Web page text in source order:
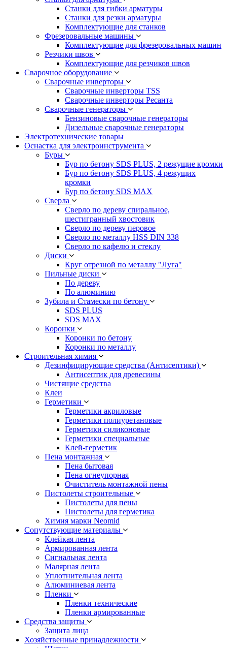
Станки для гибки арматуры
Станки для резки арматуры
Комплектующие для станков
Фрезеровальные машины
Комплектующие для фрезеровальных машин
Резчики швов
Комплектующие для резчиков швов
Сварочное оборудование
Сварочные инверторы
Сварочные инверторы TSS
Сварочные инверторы Ресанта
Сварочные генераторы
Бензиновые сварочные генераторы
Дизельные сварочные генераторы
Электротехнические товары
Оснастка для электроинструмента
Буры
Бур по бетону SDS PLUS, 2 режущие кромки
Бур по бетону SDS PLUS, 4 режущих
кромки
Бур по бетону SDS MAX
Сверла
Сверло по дереву спиральное,
шестигранный хвостовик
Сверло по дереву перовое
Сверло по металлу HSS DIN 338
Сверло по кафелю и стеклу
Диски
Круг отрезной по металлу "Луга"
Пильные диски
По дереву
По алюминию
Зубила и Стамески по бетону
SDS PLUS
SDS MAX
Коронки
Коронки по бетону
Коронки по металлу
Строительная химия
Дезинфицирующие средства (Антисептики)
Антисептик для древесины
Чистящие средства
Клеи
Герметики
Герметики акриловые
Герметики полиуретановые
Герметики силиконовые
Герметики специальные
Клей-герметик
Пена монтажная
Пена бытовая
Пена огнеупорная
Очиститель монтажной пены
Пистолеты строительные
Пистолеты для пены
Пистолеты для герметика
Химия марки Neomid
Сопутствующие материалы
Клейкая лента
Армированная лента
Сигнальная лента
Малярная лента
Уплотнительная лента
Алюминиевая лента
Пленки
Пленки технические
Пленки армированные
Средства защиты
Защита лица
Хозяйственные принадлежности